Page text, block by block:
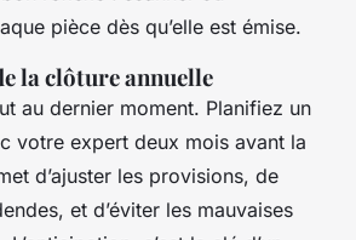
pièce dès qu’elle est émise.
la clôture annuelle
au dernier moment. Planifiez un
votre expert deux mois avant la
d’ajuster les provisions, de
et d’éviter les mauvaises